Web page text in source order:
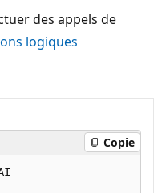
des appels de
logiques
Copie